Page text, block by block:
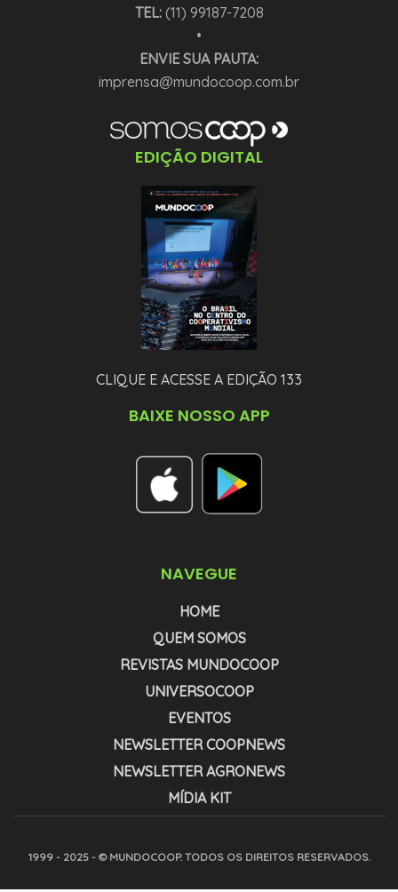
TEL:(11) 99187-7208
•
ENVIE SUA PAUTA:
imprensa@mundocoop.com.br
EDIÇÃO DIGITAL
CLIQUE E ACESSE A EDIÇÃO 133
BAIXE NOSSO APP
NAVEGUE
HOME
QUEM SOMOS
REVISTAS MUNDOCOOP
UNIVERSOCOOP
EVENTOS
NEWSLETTER COOPNEWS
NEWSLETTER AGRONEWS
MÍDIA KIT
1999 - 2025 - © MUNDOCOOP. TODOS OS DIREITOS RESERVADOS.